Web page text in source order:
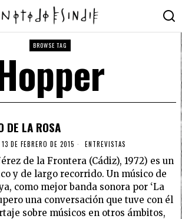
BROWSE TAG
DE LA ROSA
13 DE FEBRERO DE 2015 ENTREVISTAS
de la Frontera (Cádiz), 1972) es un
y de largo recorrido. Un músico de
como mejor banda sonora por ‘La
una conversación que tuve con él
sobre músicos en otros ámbitos,